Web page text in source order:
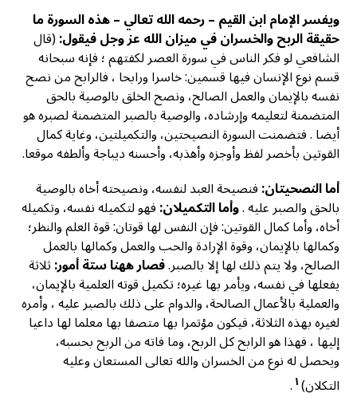
ويفسر الإمام ابن القيم – رحمه الله تعالي – هذه السورة ما
حقيقة الربح والخسران في ميزان الله عز وجل فيقول:(قال
الشافعي لو فكر الناس في سورة العصر لكفتهم ؛ فإنه سبحانه
قسم نوع الإنسان فيها قسمين: خاسرا ورابحا ، فالرابح من نصح
نفسه بالإيمان والعمل الصالح، ونصح الخلق بالوصية بالحق
المتضمنة لتعليمه وإرشاده، والوصية بالصبر المتضمنة لصبره هو
أيضا . فتضمنت السورة النصيحتين، والتكميلتين، وغاية كمال
القوتين بأخصر لفظ وأوجزه وأهذبه، وأحسنه ديباجة وألطفه موقعا.
أما النصحيتان:فنصيحة العبد لنفسه، ونصيحته أخاه بالوصية
بالحق والصبر عليه .وأما التكمیلان:فهو لتكمیله نفسه، وتكميله
أخاه، وأما كمال القوتين: فإن النفس لها قوتان: قوة العلم والنظر؛
وكمالها بالإيمان، وقوة الإرادة والحب والعمل وكمالها بالعمل
الصالح، ولا يتم ذلك لها إلا بالصبر.فصار ههنا ستة أمور:ثلاثة
يفعلها في نفسه، ويأمر بها غيره؛ تکمیل قوته العلمية بالإيمان،
والعملية بالأعمال الصالحة، والدوام على ذلك بالصبر عليه ، وأمره
لغيره بهذه الثلاثة، فيكون مؤتمرا بها متصفا بها معلما لها داعيا
إليها ، فهذا هو الرابح كل الربح، وما فاته من الربح بحسبه،
ويحصل له نوع من الخسران والله تعالى المستعان وعليه
التكلان)١.